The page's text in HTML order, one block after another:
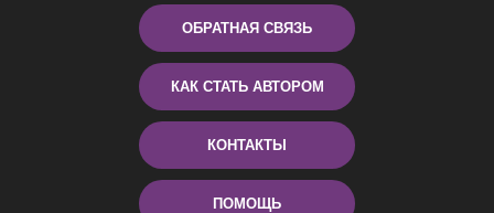
ОБРАТНАЯ СВЯЗЬ
КАК СТАТЬ АВТОРОМ
КОНТАКТЫ
ПОМОЩЬ